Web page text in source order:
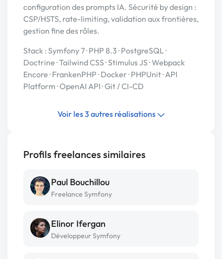
configuration des prompts IA. Sécurité by design :
CSP/HSTS, rate-limiting, validation aux frontières,
gestion fine des rôles.
Stack : Symfony 7 · PHP 8.3 · PostgreSQL ·
Doctrine · Tailwind CSS · Stimulus JS · Webpack
Encore · FrankenPHP · Docker · PHPUnit · API
Platform · OpenAI API · Git / CI-CD
Voir les 3 autres réalisations
Profils freelances similaires
Paul Bouchillou
Freelance Symfony
Elinor Ifergan
Développeur Symfony